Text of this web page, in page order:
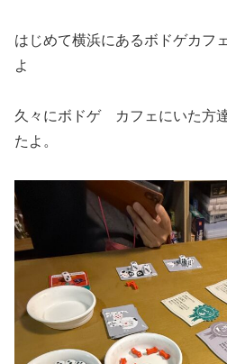
はじめて横浜にあるボドゲカ
よ
久々にボドゲ カフェにいた方
たよ。